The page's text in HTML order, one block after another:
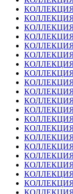
КОЛЛЕКЦИЯ
КОЛЛЕКЦИЯ
КОЛЛЕКЦИЯ
КОЛЛЕКЦИЯ
КОЛЛЕКЦИЯ
КОЛЛЕКЦИЯ
КОЛЛЕКЦИЯ
КОЛЛЕКЦИЯ
КОЛЛЕКЦИЯ
КОЛЛЕКЦИЯ
КОЛЛЕКЦИЯ
КОЛЛЕКЦИЯ
КОЛЛЕКЦИЯ
КОЛЛЕКЦИЯ
КОЛЛЕКЦИЯ
КОЛЛЕКЦИЯ
КОЛЛЕКЦИЯ
КОЛЛЕКЦИЯ
КОЛЛЕКЦИЯ
КОЛЛЕКЦИЯ